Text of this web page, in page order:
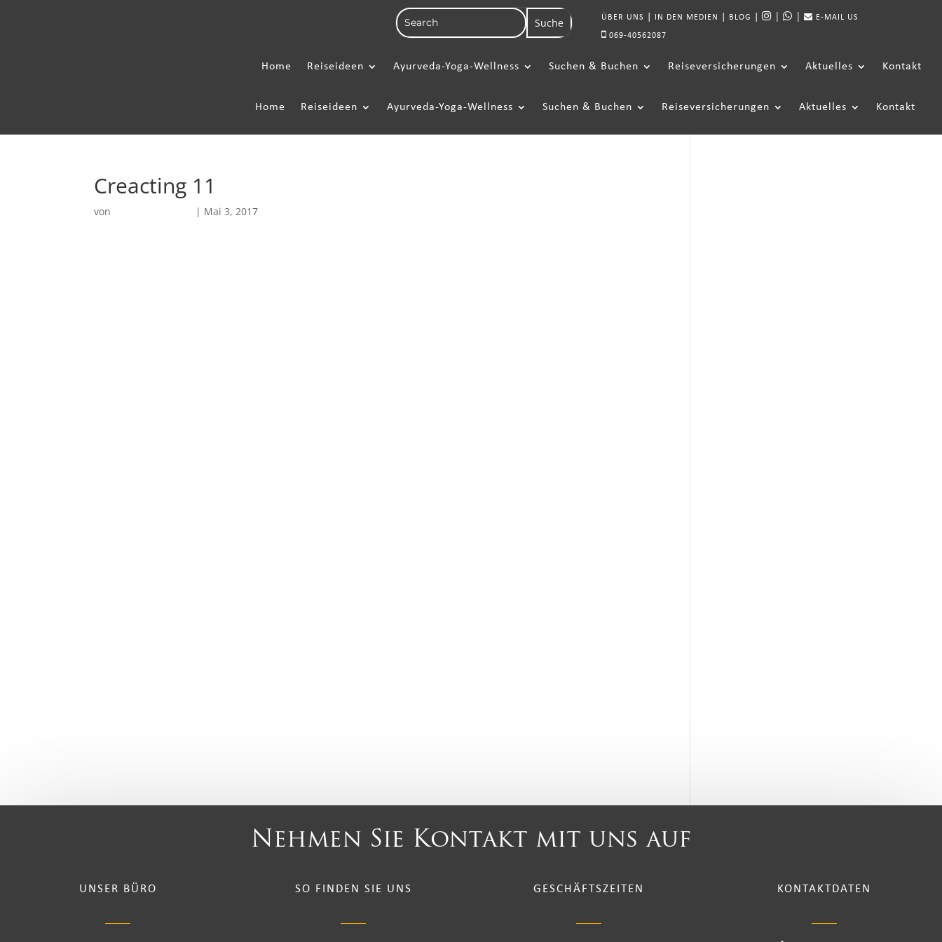
ÜBER UNS IN DEN MEDIEN BLOG | | E-MAIL US
069-40562087
Home Reiseideen Ayurveda-Yoga-Wellness Suchen & Buchen Reiseversicherungen Aktuelles Kontakt
Home Reiseideen Ayurveda-Yoga-Wellness Suchen & Buchen Reiseversicherungen Aktuelles Kontakt
Creacting 11
von | Mai 3, 2017
Nehmen Sie Kontakt mit uns auf
UNSER BÜRO SO FINDEN SIE UNS GESCHÄFTSZEITEN KONTAKTDATEN